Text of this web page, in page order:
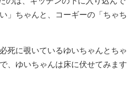
」ちゃんと、コーギーの「ちゃち
死に覗いているゆいちゃんとちゃ
、ゆいちゃんは床に伏せてみます